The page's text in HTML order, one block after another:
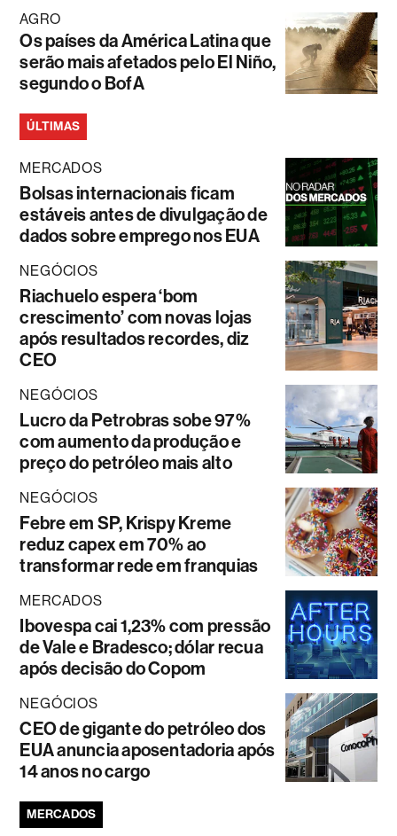
AGRO
Os países da América Latina que
serão mais afetados pelo El Niño,
segundo o BofA
ÚLTIMAS
MERCADOS
Bolsas internacionais ficam
estáveis antes de divulgação de
dados sobre emprego nos EUA
NEGÓCIOS
Riachuelo espera ‘bom
crescimento’ com novas lojas
após resultados recordes, diz
CEO
NEGÓCIOS
Lucro da Petrobras sobe 97%
com aumento da produção e
preço do petróleo mais alto
NEGÓCIOS
Febre em SP, Krispy Kreme
reduz capex em 70% ao
transformar rede em franquias
MERCADOS
Ibovespa cai 1,23% com pressão
de Vale e Bradesco; dólar recua
após decisão do Copom
NEGÓCIOS
CEO de gigante do petróleo dos
EUA anuncia aposentadoria após
14 anos no cargo
MERCADOS